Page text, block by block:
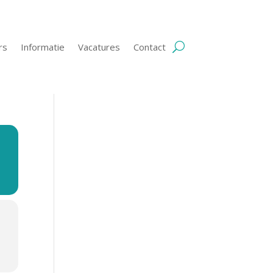
Informatie Vacatures Contact